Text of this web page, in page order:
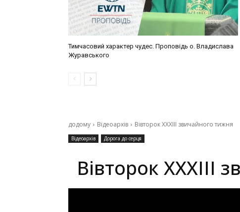
Тимчасовий характер чудес. Проповідь о. Владислава
Журавського